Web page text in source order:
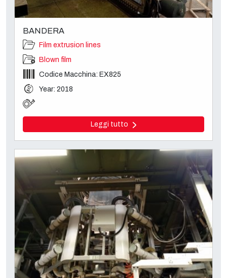
BANDERA
Film extrusion lines
Blown film
Codice Macchina: EX825
Year: 2018
Leggi tutto